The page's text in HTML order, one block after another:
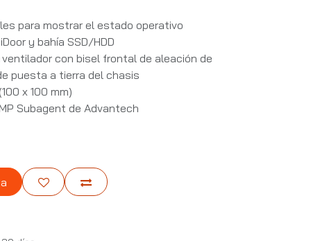
para mostrar el estado operativo
y bahía SSD/HDD
con bisel frontal de aleación de
puesta a tierra del chasis
x 100 mm)
Subagent de Advantech